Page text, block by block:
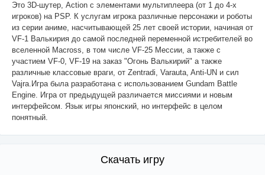
Это 3D-шутер, Action с элементами мультиплеера (от 1 до 4-х
игроков) на PSP. К услугам игрока различные персонажи и роботы
из серии аниме, насчитывающей 25 лет своей истории, начиная от
VF-1 Валькирия до самой последней переменной истребителей во
вселенной Macross, в том числе VF-25 Мессии, а также с
участием VF-0, VF-19 на заказ "Огонь Валькирий" а также
различные классовые враги, от Zentradi, Varauta, Anti-UN и сил
Vajra.Игра была разработана с использованием Gundam Battle
Engine. Игра от предыдущей различается миссиями и новым
интерфейсом. Язык игры японский, но интерфейс в целом
понятный.
Скачать игру